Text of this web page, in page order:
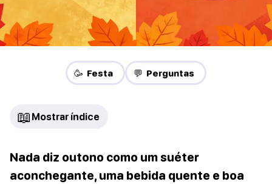
🥳 Festa 💬 Perguntas
📖 Mostrar índice
Nada diz outono como um suéter
aconchegante, uma bebida quente e boa